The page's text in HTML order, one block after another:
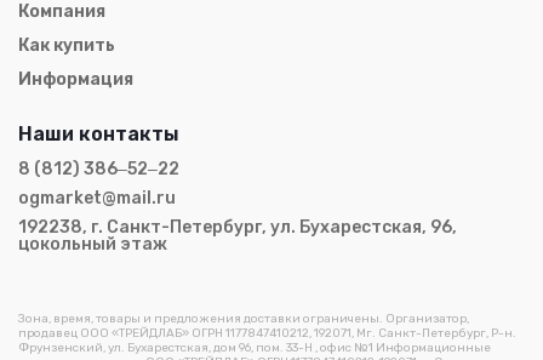
Компания
Как купить
Информация
Зона, время, товары и предложения доставки ограничены. Организатор,
продавец ООО «ТРЕЙДЛАБ» ОГРН 1177847410212, 192071, Мг. Санкт-Петербург, Р-н.
Фрунзенский, ул. Бухарестская, дом 96, пом. 33-Н , офис №1 Информационные
Наши контакты
8 (812) 386‒52‒22
ogmarket@mail.ru
192238, г. Санкт-Петербург, ул. Бухарестская, 96,
цокольный этаж